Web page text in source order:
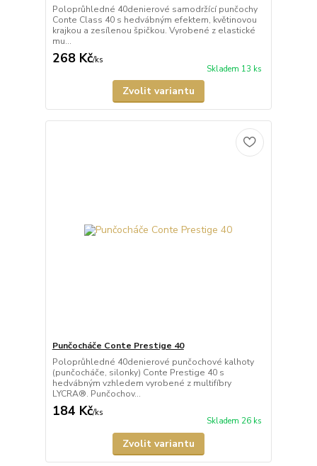
Poloprůhledné 40denierové samodržící punčochy
Conte Class 40 s hedvábným efektem, květinovou
krajkou a zesílenou špičkou. Vyrobené z elastické
mu...
268 Kč/ks
Skladem 13 ks
Zvolit variantu
Punčocháče Conte Prestige 40
Poloprůhledné 40denierové punčochové kalhoty
(punčocháče, silonky) Conte Prestige 40 s
hedvábným vzhledem vyrobené z multifíbry
LYCRA®. Punčochov...
184 Kč/ks
Skladem 26 ks
Zvolit variantu